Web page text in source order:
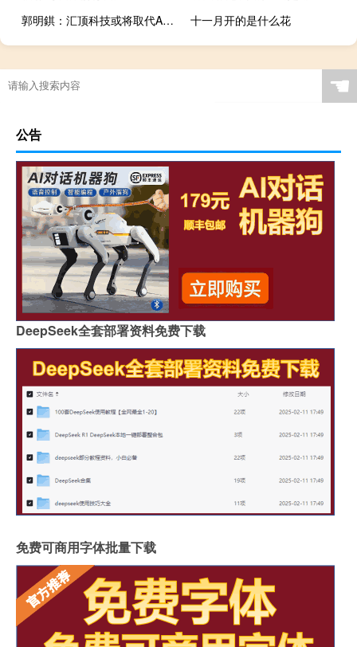
郭明錤：汇顶科技或将取代AMS成为华为环境光传感器供应商
十一月开的是什么花
☚
公告
DeepSeek全套部署资料免费下载
免费可商用字体批量下载